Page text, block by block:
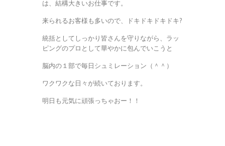
は、結構大きいお仕事です。
来られるお客様も多いので、ドキドキドキドキ?
統括としてしっかり皆さんを守りながら、ラッ
ピングのプロとして華やかに包んでいこうと
脳内の１部で毎日シュミレーション（＾＾）
ワクワクな日々が続いております。
明日も元気に頑張っちゃおー！！